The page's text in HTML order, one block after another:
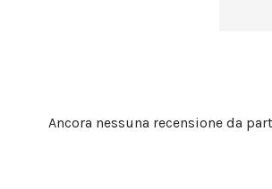
Ancora nessuna recensione da